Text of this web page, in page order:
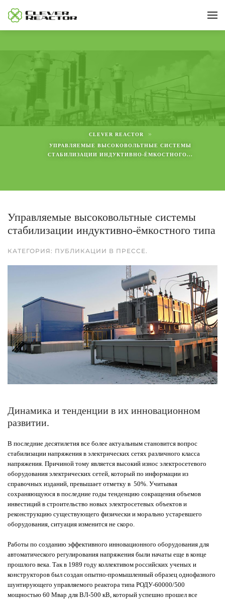
Перейти к содержимому
CLEVER REACTOR »
УПРАВЛЯЕМЫЕ ВЫСОКОВОЛЬТНЫЕ СИСТЕМЫ
СТАБИЛИЗАЦИИ ИНДУКТИВНО-ЁМКОСТНОГО...
Управляемые высоковольтные системы
стабилизации индуктивно-ёмкостного типа
КАТЕГОРИЯ: ПУБЛИКАЦИИ В ПРЕССЕ.
Динамика и тенденции в их инновационном
развитии.
В последние десятилетия все более актуальным становится вопрос
стабилизации напряжения в электрических сетях различного класса
напряжения. Причиной тому является высокий износ электросетевого
оборудования электрических сетей, который по информации из
справочных изданий, превышает отметку в 50%. Учитывая
сохраняющуюся в последние годы тенденцию сокращения объемов
инвестиций в строительство новых электросетевых объектов и
реконструкцию существующего физически и морально устаревшего
оборудования, ситуация изменится не скоро.
Работы по созданию эффективного инновационного оборудования для
автоматического регулирования напряжения были начаты еще в конце
прошлого века. Так в 1989 году коллективом российских ученых и
конструкторов был создан опытно-промышленный образец однофазного
шунтирующего управляемого реактора типа РОДУ-60000/500
мощностью 60 Мвар для ВЛ-500 кВ, который успешно прошел все